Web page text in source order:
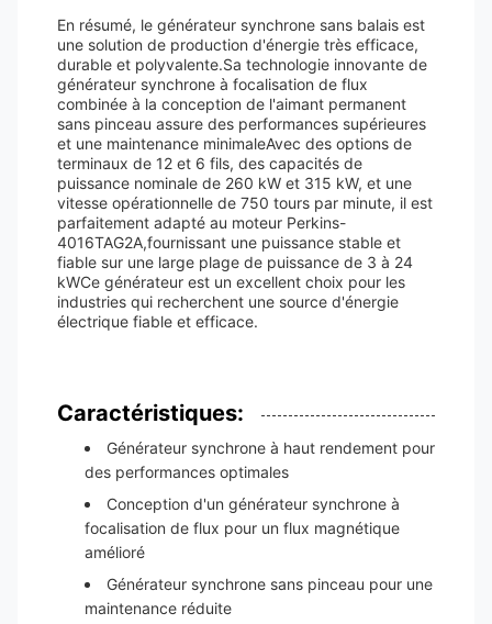
En résumé, le générateur synchrone sans balais est
une solution de production d'énergie très efficace,
durable et polyvalente.Sa technologie innovante de
générateur synchrone à focalisation de flux
combinée à la conception de l'aimant permanent
sans pinceau assure des performances supérieures
et une maintenance minimaleAvec des options de
terminaux de 12 et 6 fils, des capacités de
puissance nominale de 260 kW et 315 kW, et une
vitesse opérationnelle de 750 tours par minute, il est
parfaitement adapté au moteur Perkins-
4016TAG2A,fournissant une puissance stable et
fiable sur une large plage de puissance de 3 à 24
kWCe générateur est un excellent choix pour les
industries qui recherchent une source d'énergie
électrique fiable et efficace.
Caractéristiques:
Générateur synchrone à haut rendement pour
des performances optimales
Conception d'un générateur synchrone à
focalisation de flux pour un flux magnétique
amélioré
Générateur synchrone sans pinceau pour une
maintenance réduite